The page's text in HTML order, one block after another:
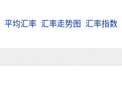
平均汇率 汇率走势图 汇率指数